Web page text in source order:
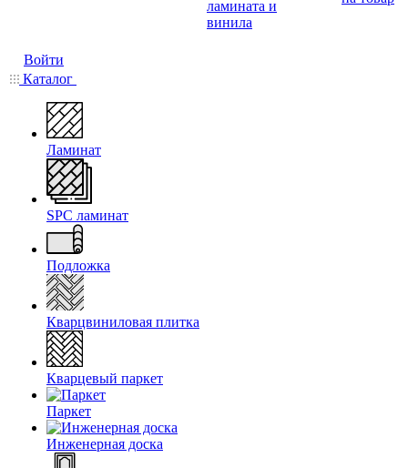
ламината и
винила
Войти
Каталог
Ламинат
SPC ламинат
Подложка
Кварцвиниловая плитка
Кварцевый паркет
Паркет
Инженерная доска